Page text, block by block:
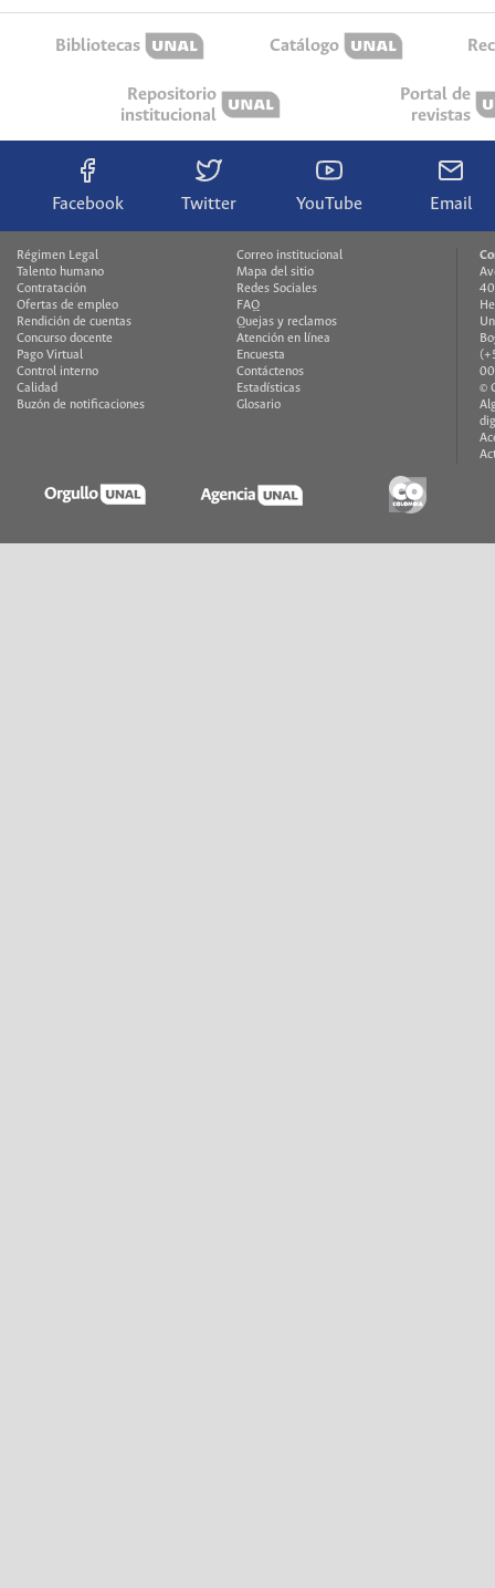
Bibliotecas Catálogo
Repositorio
institucional
Portal de
revistas
Facebook Twitter YouTube Email
Régimen Legal
Talento humano
Contratación
Ofertas de empleo
Rendición de cuentas
Concurso docente
Pago Virtual
Control interno
Calidad
Buzón de notificaciones
Correo institucional
Mapa del sitio
Redes Sociales
FAQ
Quejas y reclamos
Atención en línea
Encuesta
Contáctenos
Estadísticas
Glosario
©